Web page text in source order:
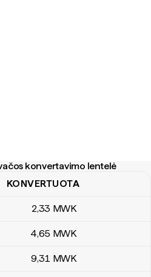
konvertavimo lentelė
konvertavimo lentelė
KONVERTUOTA
2,33 MWK
4,65 MWK
9,31 MWK